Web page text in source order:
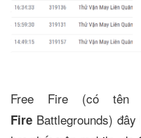
Free Fire (có
Fire Battlegrounds)